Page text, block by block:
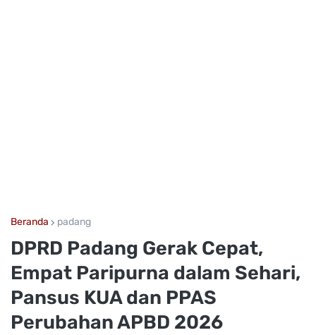
Beranda padang
DPRD Padang Gerak Cepat,
Empat Paripurna dalam Sehari,
Pansus KUA dan PPAS
Perubahan APBD 2026